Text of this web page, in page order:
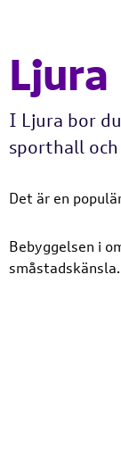
Ljura
I Ljura bor
sporthall
Det är en
Bebyggelsen i